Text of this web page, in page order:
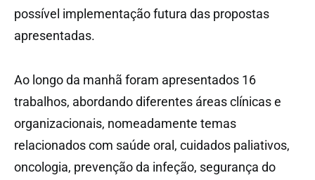
possível implementação futura das propostas
apresentadas.
Ao longo da manhã foram apresentados 16
trabalhos, abordando diferentes áreas clínicas e
organizacionais, nomeadamente temas
relacionados com saúde oral, cuidados paliativos,
oncologia, prevenção da infeção, segurança do